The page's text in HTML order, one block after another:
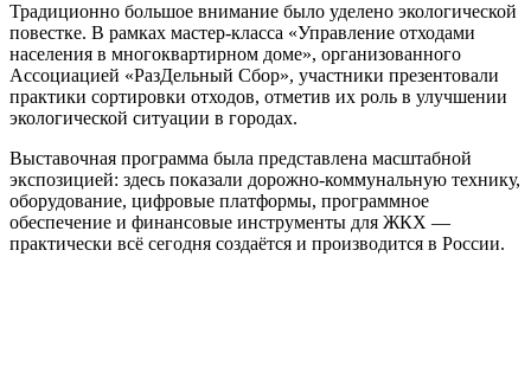
Традиционно большое внимание было уделено экологической
повестке. В рамках мастер-класса «Управление отходами
населения в многоквартирном доме», организованного
Ассоциацией «РазДельный Сбор», участники презентовали
практики сортировки отходов, отметив их роль в улучшении
экологической ситуации в городах.
Выставочная программа была представлена масштабной
экспозицией: здесь показали дорожно-коммунальную технику,
оборудование, цифровые платформы, программное
обеспечение и финансовые инструменты для ЖКХ —
практически всё сегодня создаётся и производится в России.